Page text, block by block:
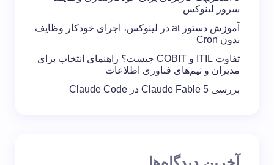
سرور لینوکس
آموزش دستور at در لینوکس، اجرای خودکار وظایف
بدون Cron
تفاوت ITIL و COBIT چیست؟ راهنمای انتخاب برای
مدیران و تیم‌های فناوری اطلاعات
بررسی Claude Fable 5 در Claude Code